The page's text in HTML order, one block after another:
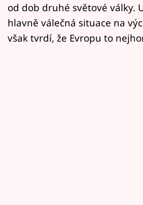
Seriály
Horoskopy
od dob druhé světové války.
hlavně válečná situace na
však tvrdí, že Evropu to